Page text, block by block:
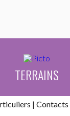
TERRAINS
| Contacts